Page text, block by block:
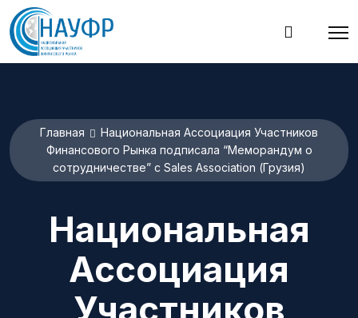
Главная
Национальная Ассоциация Участников
Финансового Рынка подписала “Меморандум о
сотрудничестве” с Sales Association (Грузия)
Национальная
Ассоциация
Участников